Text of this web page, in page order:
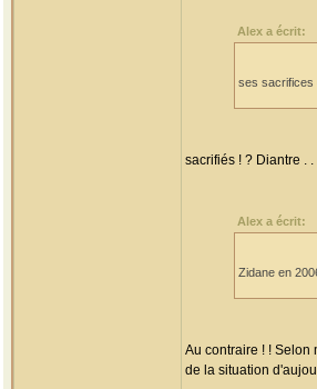
Alex a écrit:
ses sacrifices
sacrifiés ! ? Diantre .
Alex a écrit:
Zidane en
Au contraire ! ! Selon
de la situation